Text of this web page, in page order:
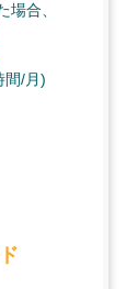
合、
間/月)